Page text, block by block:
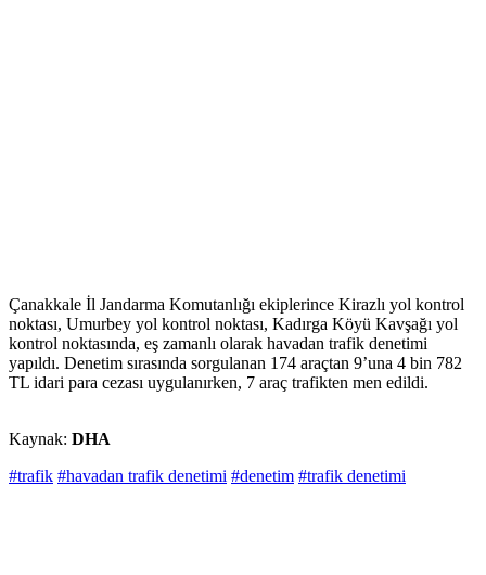
Çanakkale İl Jandarma Komutanlığı ekiplerince Kirazlı yol kontrol
noktası, Umurbey yol kontrol noktası, Kadırga Köyü Kavşağı yol
kontrol noktasında, eş zamanlı olarak havadan trafik denetimi
yapıldı. Denetim sırasında sorgulanan 174 araçtan 9’una 4 bin 782
TL idari para cezası uygulanırken, 7 araç trafikten men edildi.
Kaynak: DHA
#trafik #havadan trafik denetimi #denetim #trafik denetimi